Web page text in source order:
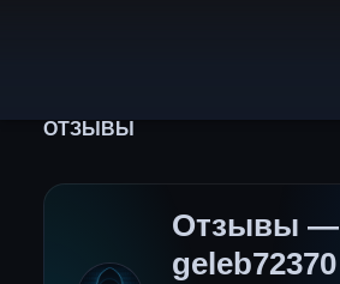
ОТЗЫВЫ
Отзывы —
geleb72370